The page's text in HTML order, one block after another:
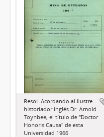
Resol. Acordando al ilustre
historiador inglés Dr. Arnold
Toynbee, el título de "Doctor
Honoris Causa" de esta
Universidad 1966